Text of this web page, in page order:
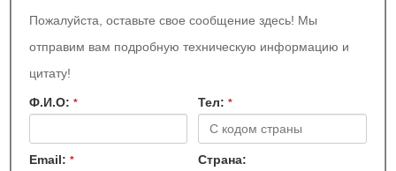
Пожалуйста, оставьте свое сообщение здесь! Мы
отправим вам подробную техническую информацию и
цитату!
Ф.И.О:* Teл: *
Email:* Страна: